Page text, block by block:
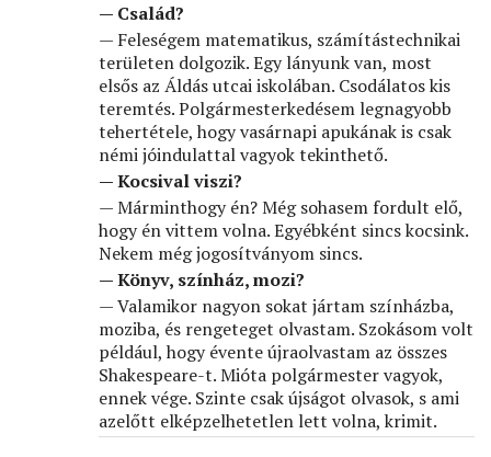
— Család?
— Feleségem matematikus, számítástechnikai
területen dolgozik. Egy lányunk van, most
elsős az Áldás utcai iskolában. Csodálatos kis
teremtés. Polgármesterkedésem legnagyobb
tehertétele, hogy vasárnapi apukának is csak
némi jóindulattal vagyok tekinthető.
— Kocsival viszi?
— Márminthogy én? Még sohasem fordult elő,
hogy én vittem volna. Egyébként sincs kocsink.
Nekem még jogosítványom sincs.
— Könyv, színház, mozi?
— Valamikor nagyon sokat jártam színházba,
moziba, és rengeteget olvastam. Szokásom volt
például, hogy évente újraolvastam az összes
Shakespeare-t. Mióta polgármester vagyok,
ennek vége. Szinte csak újságot olvasok, s ami
azelőtt elképzelhetetlen lett volna, krimit.